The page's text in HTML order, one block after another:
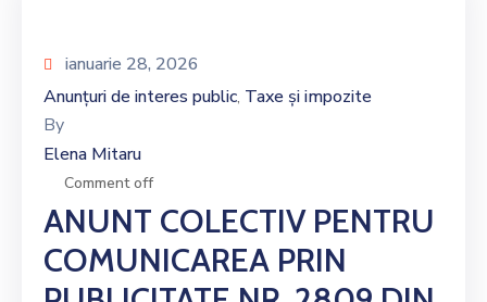
ianuarie 28, 2026
Anunțuri de interes public‚ Taxe și impozite
By
Elena Mitaru
Comment off
ANUNT COLECTIV PENTRU
COMUNICAREA PRIN